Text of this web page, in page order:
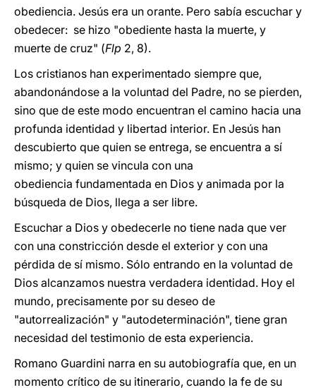
obediencia. Jesús era un orante. Pero sabía escuchar y
obedecer: se hizo "obediente hasta la muerte, y
muerte de cruz" (Flp 2, 8).
Los cristianos han experimentado siempre que,
abandonándose a la voluntad del Padre, no se pierden,
sino que de este modo encuentran el camino hacia una
profunda identidad y libertad interior. En Jesús han
descubierto que quien se entrega, se encuentra a sí
mismo; y quien se vincula con una
obediencia fundamentada en Dios y animada por la
búsqueda de Dios, llega a ser libre.
Escuchar a Dios y obedecerle no tiene nada que ver
con una constricción desde el exterior y con una
pérdida de sí mismo. Sólo entrando en la voluntad de
Dios alcanzamos nuestra verdadera identidad. Hoy el
mundo, precisamente por su deseo de
"autorrealización" y "autodeterminación", tiene gran
necesidad del testimonio de esta experiencia.
Romano Guardini narra en su autobiografía que, en un
momento crítico de su itinerario, cuando la fe de su